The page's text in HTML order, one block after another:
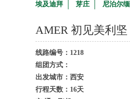
埃及迪拜
芽庄 尼泊尔
AMER 初见美利
线路编号：1218
组团方式：
出发城市：西安
行程天数：16天